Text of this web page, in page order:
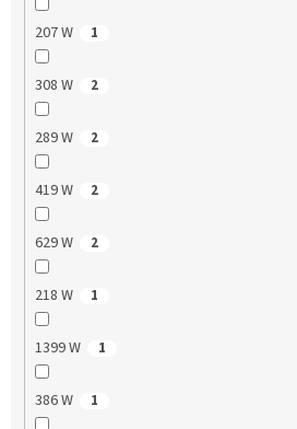
207 W 1
308 W 2
289 W 2
419 W 2
629 W 2
218 W 1
1399 W 1
386 W 1